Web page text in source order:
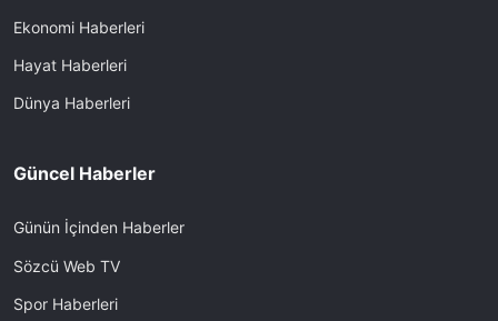
Ekonomi Haberleri
Hayat Haberleri
Dünya Haberleri
Güncel Haberler
Günün İçinden Haberler
Sözcü Web TV
Spor Haberleri